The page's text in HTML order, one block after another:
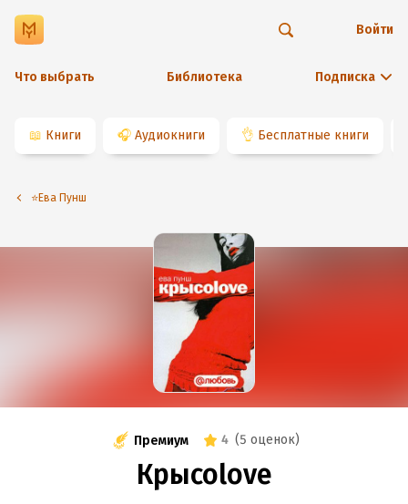
Что выбрать Библиотека Подписка
Войти
📖 Книги 🎧 Аудиокниги 👌 Бесплатные книги
⭐️Ева Пунш
Премиум 4 (5 оценок)
Крысоlove